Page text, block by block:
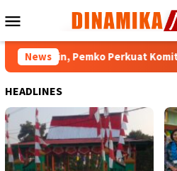
ke
Mobile
NewsPemko Perkuat
HEADLINES